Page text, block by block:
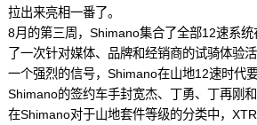
拉出来亮相一番了。
8月的第三周，Shimano集合了全部12速系
了一次针对媒体、品牌和经销商的试骑体验
一个强烈的信号，Shimano在山地12速时代
Shimano的签约车手封宽杰、丁勇、丁再刚和
在Shimano对于山地套件等级的分类中，